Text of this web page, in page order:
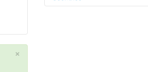
×
glottolog: